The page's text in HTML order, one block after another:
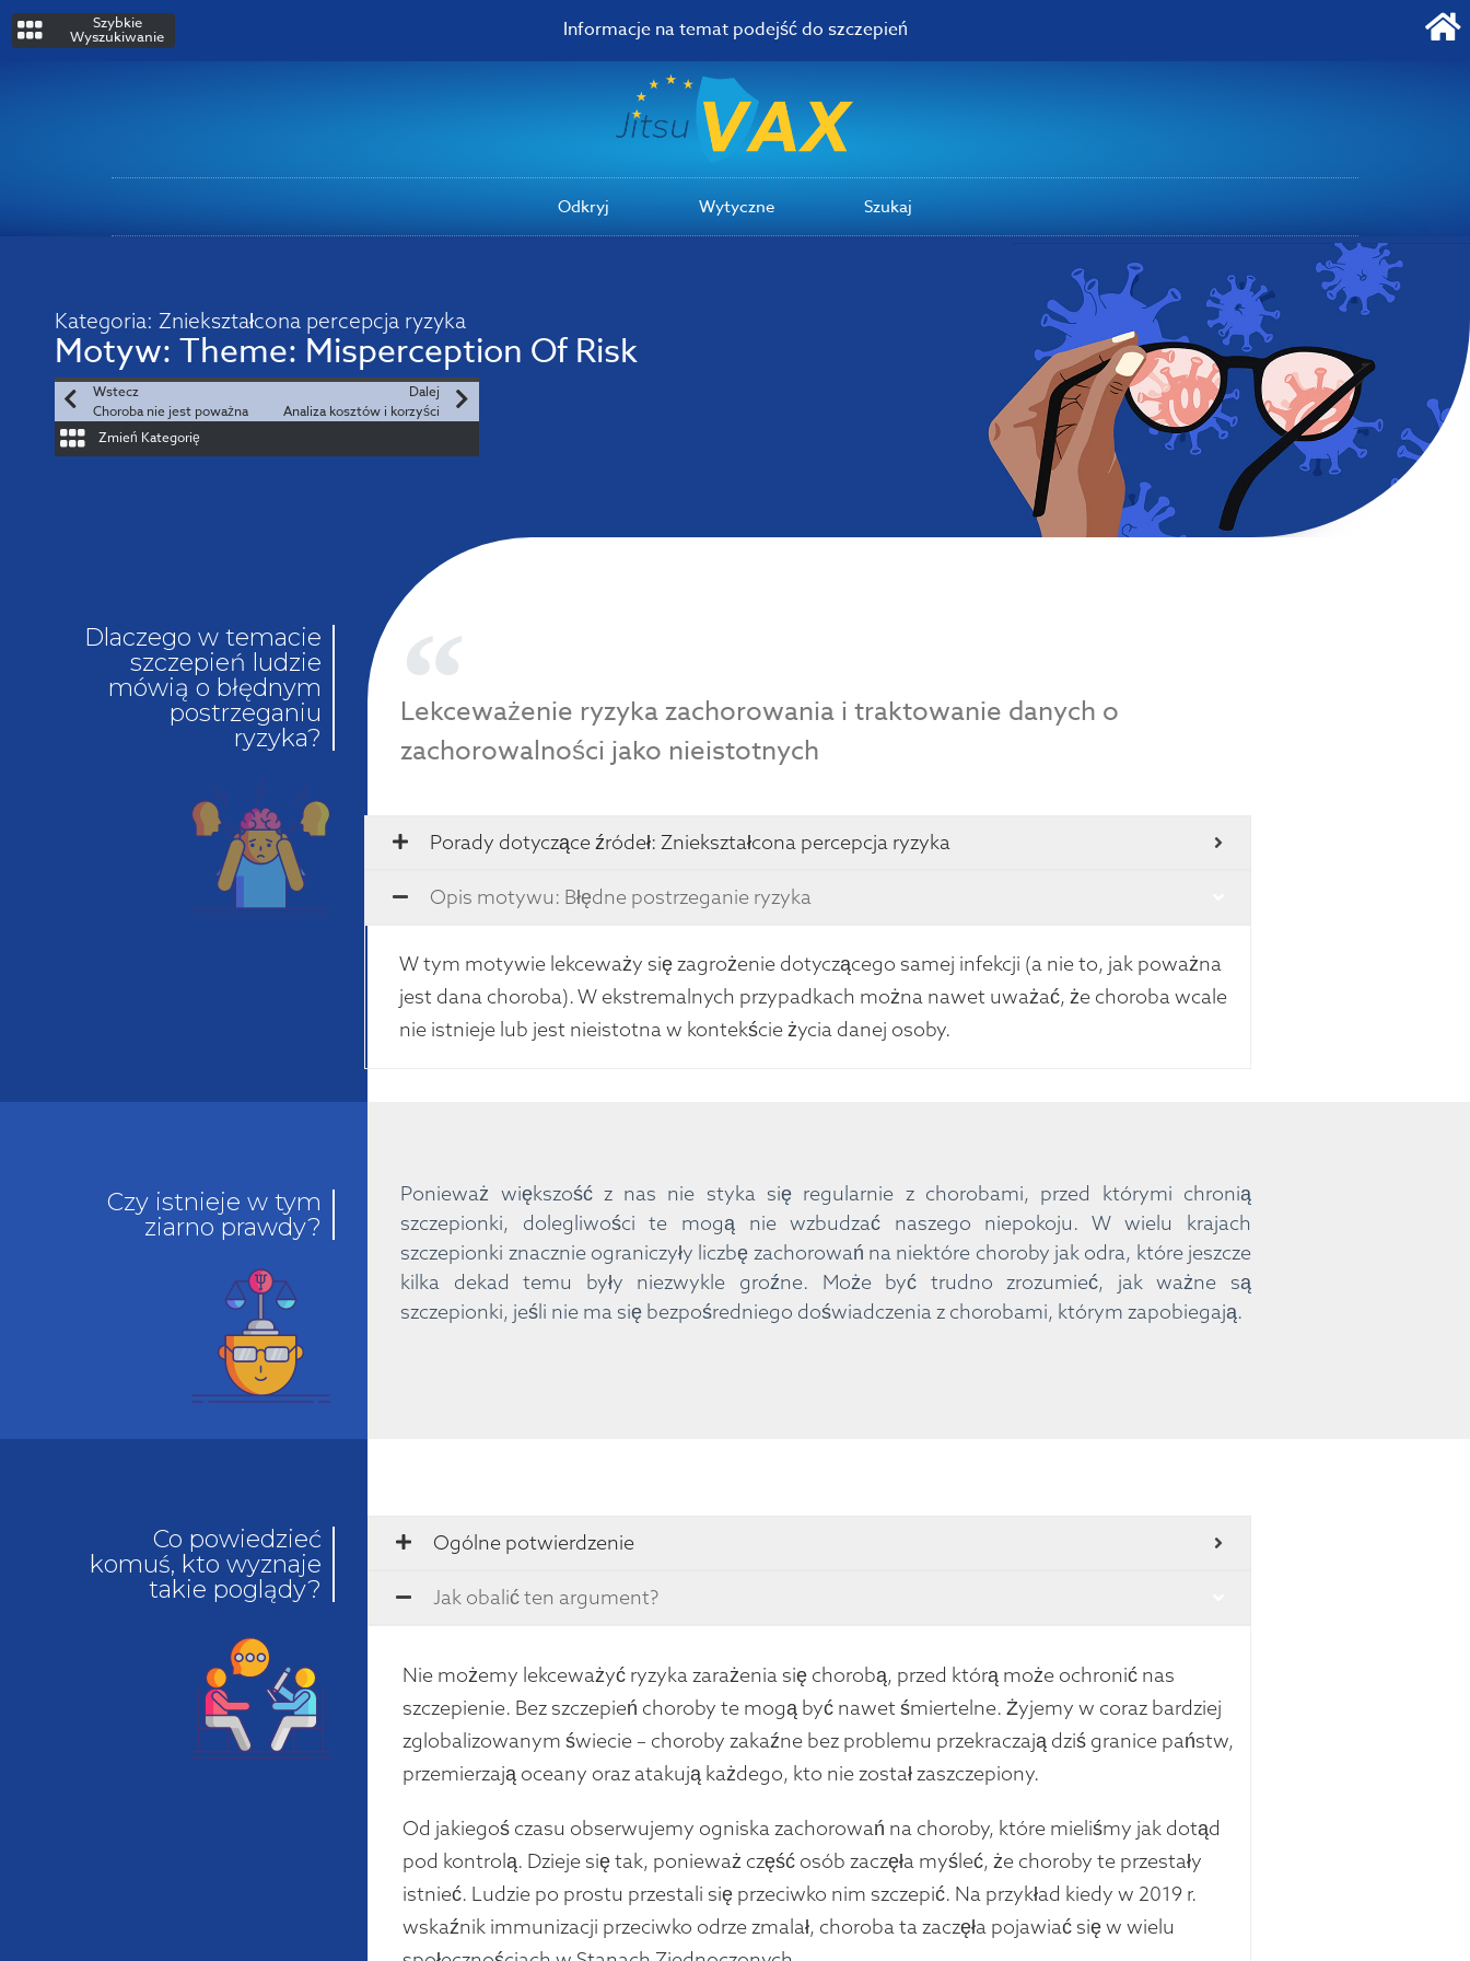
Szybkie
Wyszukiwanie Informacje na temat podejść do szczepień
Odkryj Wytyczne Szukaj
Kategoria: Zniekształcona percepcja ryzyka
Motyw: Theme: Misperception Of Risk
Wstecz
Choroba nie jest poważna
Dalej
Analiza kosztów i korzyści
Zmień Kategorię
Dlaczego w temacie
szczepień ludzie
mówią o błędnym
postrzeganiu
ryzyka?
Lekceważenie ryzyka zachorowania i traktowanie danych o
zachorowalności jako nieistotnych
Porady dotyczące źródeł:Zniekształcona percepcja ryzyka
Opis motywu: Błędne postrzeganie ryzyka
W tym motywie lekceważy się zagrożenie dotyczącego samej infekcji (a nie to, jak poważna
jest dana choroba). W ekstremalnych przypadkach można nawet uważać, że choroba wcale
nie istnieje lub jest nieistotna w kontekście życia danej osoby.
Czy istnieje w tym
ziarno prawdy?
Ponieważ większość z nas nie styka się regularnie z chorobami, przed którymi chronią
szczepionki, dolegliwości te mogą nie wzbudzać naszego niepokoju. W wielu krajach
szczepionki znacznie ograniczyły liczbę zachorowań na niektóre choroby jak odra, które jeszcze
kilka dekad temu były niezwykle groźne. Może być trudno zrozumieć, jak ważne są
szczepionki, jeśli nie ma się bezpośredniego doświadczenia z chorobami, którym zapobiegają.
Co powiedzieć
komuś, kto wyznaje
takie poglądy?
Ogólne potwierdzenie
Jak obalić ten argument?
Nie możemy lekceważyć ryzyka zarażenia się chorobą, przed którą może ochronić nas
szczepienie. Bez szczepień choroby te mogą być nawet śmiertelne. Żyjemy w coraz bardziej
zglobalizowanym świecie – choroby zakaźne bez problemu przekraczają dziś granice państw,
przemierzają oceany oraz atakują każdego, kto nie został zaszczepiony.
Od jakiegoś czasu obserwujemy ogniska zachorowań na choroby, które mieliśmy jak dotąd
pod kontrolą. Dzieje się tak, ponieważ część osób zaczęła myśleć, że choroby te przestały
istnieć. Ludzie po prostu przestali się przeciwko nim szczepić. Na przykład kiedy w 2019 r.
wskaźnik immunizacji przeciwko odrze zmalał, choroba ta zaczęła pojawiać się w wielu